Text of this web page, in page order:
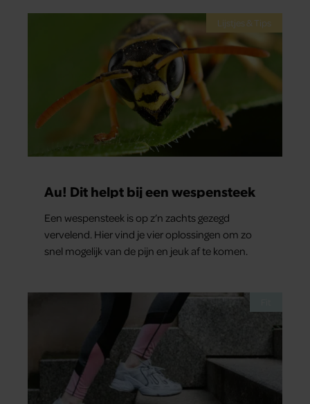
Lijstjes & Tips
Au! Dit helpt bij een wespensteek
Een wespensteek is op z’n zachts gezegd
vervelend. Hier vind je vier oplossingen om zo
snel mogelijk van de pijn en jeuk af te komen.